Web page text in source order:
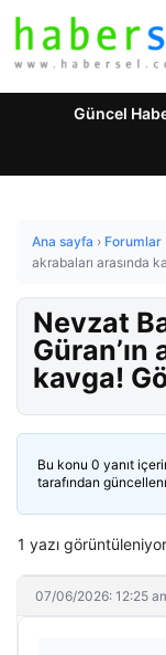
Güncel
Ana sayfa › Forumlar
akrabaları arasında
Nevzat
Güran’ın
kavga!
Bu konu 0 yanıt
tarafından
1 yazı
07/06/2026: 12:25